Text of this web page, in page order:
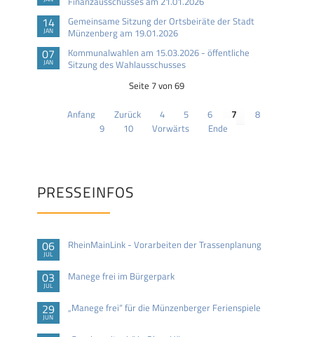
14
JAN
Gemeinsame Sitzung der Ortsbeiräte der Stadt
Münzenberg am 19.01.2026
07
JAN
Kommunalwahlen am 15.03.2026 - öffentliche
Sitzung des Wahlausschusses
Seite 7 von 69
Anfang Zurück 4 5 6 7
8
9
10 Vorwärts Ende
PRESSEINFOS
06
JUL
RheinMainLink - Vorarbeiten der Trassenplanung
03
JUL
Manege frei im Bürgerpark
29
JUN
„Manege frei“ für die Münzenberger Ferienspiele